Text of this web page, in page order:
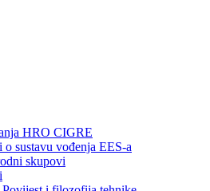
HRO CIGRE
o sustavu vođenja EES-a
skupovi